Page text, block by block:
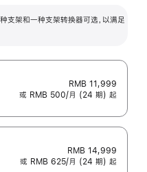
架和一种支架转换器可选，以满足
RMB 11,999
或 RMB 500/月 (24 期) 起
RMB 14,999
或 RMB 625/月 (24 期) 起